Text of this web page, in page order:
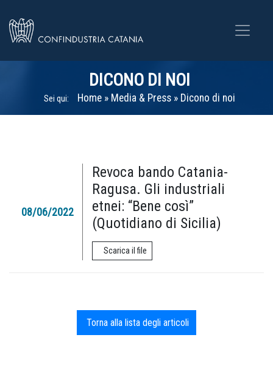
DICONO DI NOI
Sei qui: Home » Media & Press » Dicono di noi
08/06/2022
Revoca bando Catania-
Ragusa. Gli industriali
etnei: “Bene così”
(Quotidiano di Sicilia)
Scarica il file
Torna alla lista degli articoli